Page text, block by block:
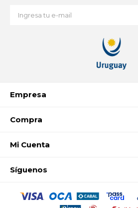
Empresa
Compra
Mi Cuenta
Síguenos